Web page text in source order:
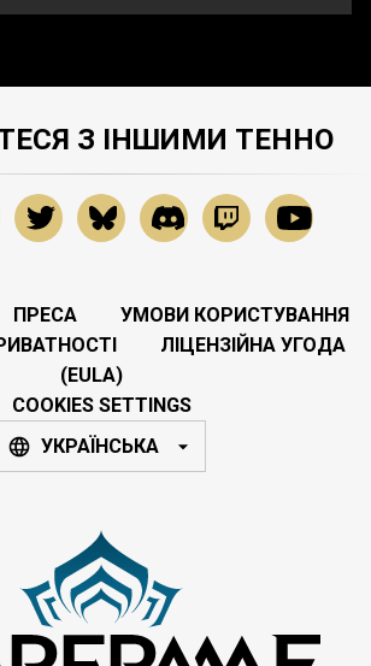
З ІНШИМИ ТЕННО
ПРЕСА
УМОВИ КОРИСТУВАННЯ
ЛІЦЕНЗІЙНА УГОДА
(EULA)
COOKIES SETTINGS
УКРАЇНСЬКА